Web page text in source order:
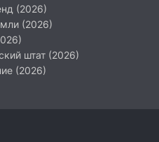
(2026)
(2026)
штат (2026)
(2026)